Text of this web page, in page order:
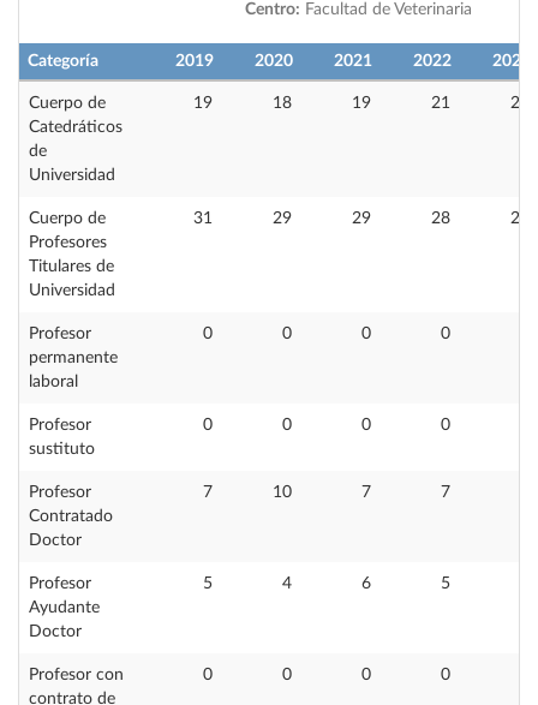
Centro: Facultad de Veterinaria
Categoría 2019 2020 2021 2022 2023
Cuerpo de
Catedráticos
de
Universidad
19 18 19 21 20
Cuerpo de
Profesores
Titulares de
Universidad
31 29 29 28 24
Profesor
permanente
laboral
0 0 0 0
Profesor
sustituto
0 0 0 0
Profesor
Contratado
Doctor
7 10 7 7
Profesor
Ayudante
Doctor
5 4 6 5
Profesor con
contrato de
0 0 0 0